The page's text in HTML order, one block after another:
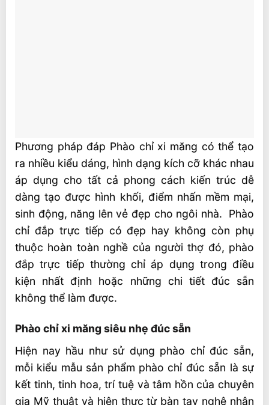
Phương pháp đáp Phào chỉ xi măng có thể tạo
ra nhiều kiểu dáng, hình dạng kích cỡ khác nhau
áp dụng cho tất cả phong cách kiến trúc dễ
dàng tạo được hình khối, điểm nhấn mềm mại,
sinh động, năng lên vẻ đẹp cho ngôi nhà. Phào
chỉ đắp trực tiếp có đẹp hay không còn phụ
thuộc hoàn toàn nghề của người thợ đó, phào
đắp trực tiếp thường chỉ áp dụng trong điều
kiện nhất định hoặc những chi tiết đúc sẵn
không thể làm được.
Phào chỉ xi măng siêu nhẹ đúc sẵn
Hiện nay hầu như sử dụng phào chỉ đúc sẵn,
mỗi kiểu mẫu sản phẩm phào chỉ đúc sẵn là sự
kết tinh, tinh hoa, trí tuệ và tâm hồn của chuyên
gia Mỹ thuật và hiện thực từ bàn tay nghệ nhân